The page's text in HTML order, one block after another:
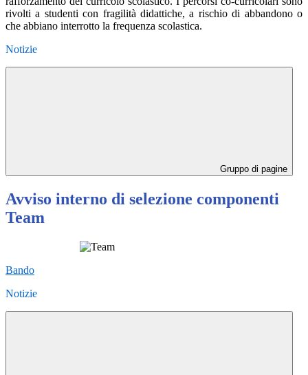
rivolti a studenti con fragilità didattiche, a rischio di abbandono o
che abbiano interrotto la frequenza scolastica.
Notizie
Gruppo di pagine
Avviso interno di selezione componenti
Team
Bando
Notizie